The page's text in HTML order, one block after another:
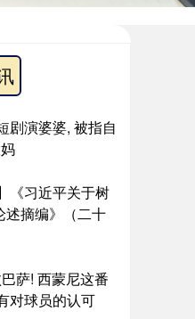
剧演婆婆, 被指自
《习近平关于树
述摘编》（二十
萨! 西蒙尼这番
对球员的认可